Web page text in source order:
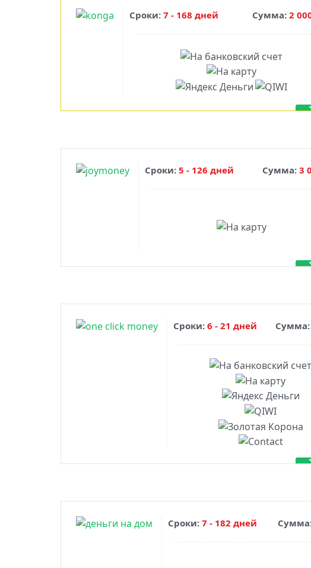
Сроки: 7 - 168 дней Сумма: 2
Сроки: 5 - 126 дней Сумма:3
Сроки: 6 - 21 дней Сумма:
Сроки: 7 - 182 дней